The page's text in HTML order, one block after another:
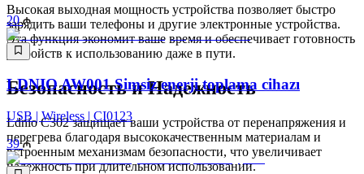
Высокая выходная мощность устройства позволяет быстро
зарядить ваши телефоны и другие электронные устройства.
Эта функция экономит ваше время и обеспечивает готовность
устройств к использованию даже в пути.
Безопасность и Надежность
Ldnio C302 защищает ваши устройства от перенапряжения и
перегрева благодаря высококачественным материалам и
встроенным механизмам безопасности, что увеличивает
надежность при длительном использовании.
20
LDNIO AW001 Simsiz enerji toplama cihazı
USB | Wireless | CI0123
39